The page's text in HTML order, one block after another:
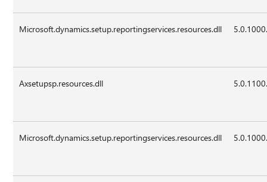
Microsoft.dynamics.setup.reportingservices.resources.dll
Axsetupsp.resources.dll
Microsoft.dynamics.setup.reportingservices.resources.dll